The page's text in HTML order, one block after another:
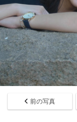
前の写真